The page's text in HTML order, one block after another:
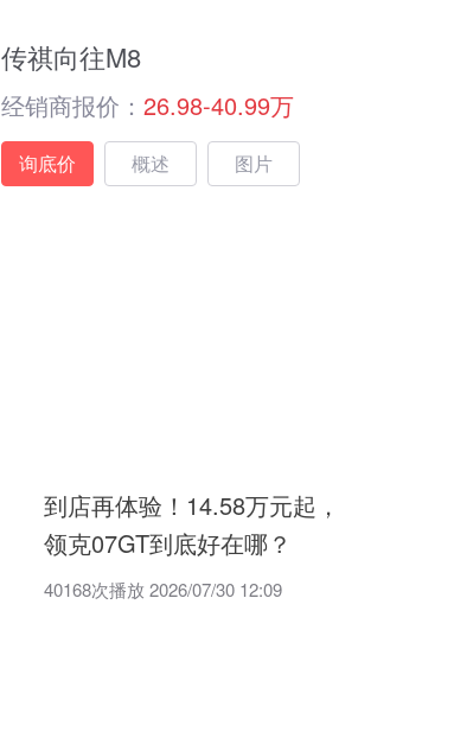
传祺向往M8
经销商报价： 26.98-40.99万
询底价 概述 图片
到店再体验！14.58万元起，
领克07GT到底好在哪？
40168次播放 2026/07/30 12:09